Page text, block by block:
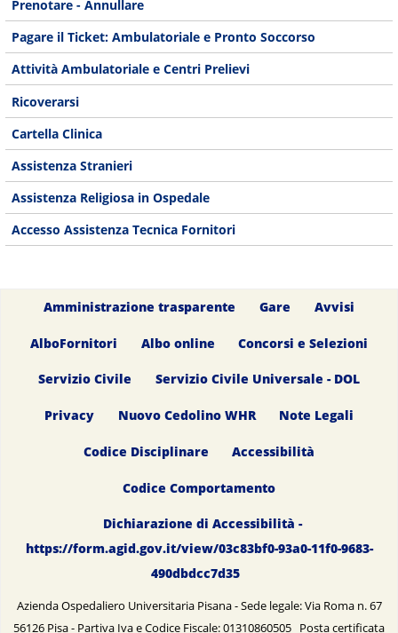
Prenotare - Annullare
Pagare il Ticket: Ambulatoriale e Pronto Soccorso
Attività Ambulatoriale e Centri Prelievi
Ricoverarsi
Cartella Clinica
Assistenza Stranieri
Assistenza Religiosa in Ospedale
Accesso Assistenza Tecnica Fornitori
Amministrazione trasparente Gare Avvisi
AlboFornitori Albo online Concorsi e Selezioni
Servizio Civile Servizio Civile Universale - DOL
Privacy Nuovo Cedolino WHR Note Legali
Codice Disciplinare Accessibilità
Codice Comportamento
Dichiarazione di Accessibilità -
https://form.agid.gov.it/view/03c83bf0-93a0-11f0-9683-
490dbdcc7d35
Azienda Ospedaliero Universitaria Pisana - Sede legale: Via Roma n. 67
56126 Pisa - Partiva Iva e Codice Fiscale: 01310860505 Posta certificata